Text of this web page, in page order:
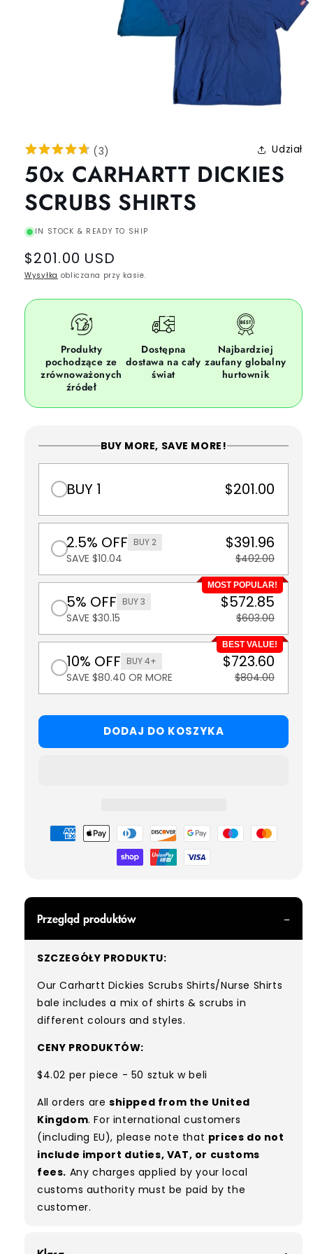
(3) Udział
50x CARHARTT DICKIES
SCRUBS SHIRTS
IN STOCK & READY TO SHIP
Regular
price
$201.00 USD
Wysyłka obliczana przy kasie.
Produkty
pochodzące ze
zrównoważonych
źródeł
Dostępna
dostawa na cały
świat
Najbardziej
zaufany globalny
hurtownik
BUY MORE, SAVE MORE!
BUY 1 $201.00
2.5% OFF BUY 2
SAVE $10.04
$391.96
$402.00
MOST POPULAR!
5% OFF BUY 3
SAVE $30.15
$572.85
$603.00
BEST VALUE!
10% OFF BUY 4+
SAVE $80.40 OR MORE
$723.60
$804.00
DODAJ DO KOSZYKA
Metody
płatności
Przegląd produktów
SZCZEGÓŁY PRODUKTU:
Our Carhartt Dickies Scrubs Shirts/Nurse Shirts
bale includes a mix of shirts & scrubs in
different colours and styles.
CENY PRODUKTÓW:
$4.02 per piece - 50 sztuk w beli
All orders are shipped from the United
Kingdom. For international customers
(including EU), please note that prices do not
include import duties, VAT, or customs
fees. Any charges applied by your local
customs authority must be paid by the
customer.